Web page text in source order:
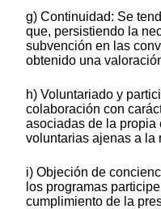
g) Continuidad: Se
que, persistiendo la
subvención en las
obtenido una
h) Voluntariado y
colaboración con
asociadas de la propia
voluntarias ajenas a la
i) Objeción de
los programas
cumplimiento de la